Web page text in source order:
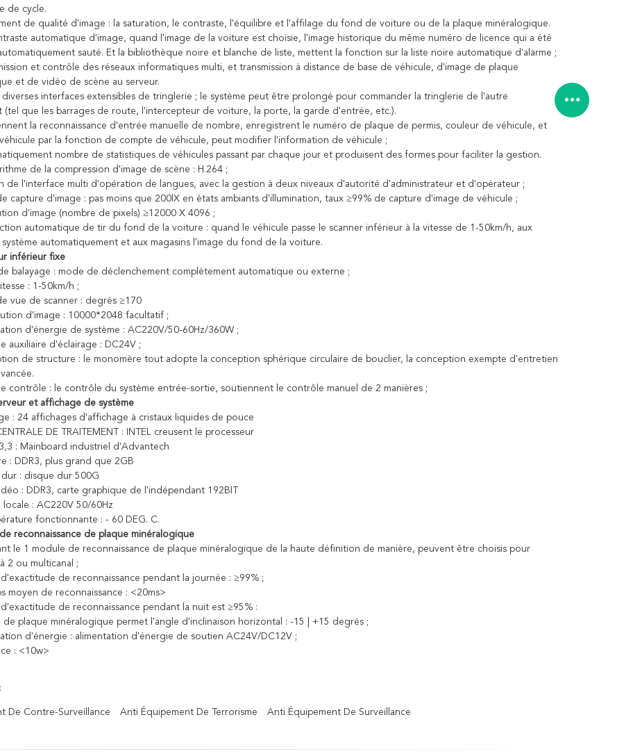
de cycle.
de qualité d'image : la saturation, le contraste, l'équilibre et l'affilage du fond de voiture ou de la plaque minéralogique.
automatique d'image, quand l'image de la voiture est choisie, l'image historique du même numéro de licence qui a été
sauté. Et la bibliothèque noire et blanche de liste, mettent la fonction sur la liste noire automatique d'alarme ;
et contrôle des réseaux informatiques multi, et transmission à distance de base de véhicule, d'image de plaque
et de vidéo de scène au serveur.
diverses interfaces extensibles de tringlerie ; le système peut être prolongé pour commander la tringlerie de l'autre
(tel que les barrages de route, l'intercepteur de voiture, la porte, la garde d'entrée, etc.).
la reconnaissance d'entrée manuelle de nombre, enregistrent le numéro de plaque de permis, couleur de véhicule, et
par la fonction de compte de véhicule, peut modifier l'information de véhicule ;
nombre de statistiques de véhicules passant par chaque jour et produisent des formes pour faciliter la gestion.
de la compression d'image de scène : H.264 ;
de l'interface multi d'opération de langues, avec la gestion à deux niveaux d'autorité d'administrateur et d'opérateur ;
capture d'image : pas moins que 200lX en états ambiants d'illumination, taux ≥99% de capture d'image de véhicule ;
d'image (nombre de pixels) ≥12000 X 4096 ;
automatique de tir du fond de la voiture : quand le véhicule passe le scanner inférieur à la vitesse de 1-50km/h, aux
système automatiquement et aux magasins l'image du fond de la voiture.
inférieur fixe
balayage : mode de déclenchement complètement automatique ou externe ;
: 1-50km/h ;
vue de scanner : degrés ≥170
d'image : 10000*2048 facultatif ;
d'énergie de système : AC220V/50-60Hz/360W ;
auxiliaire d'éclairage : DC24V ;
de structure : le monomère tout adopte la conception sphérique circulaire de bouclier, la conception exempte d'entretien
contrôle : le contrôle du système entrée-sortie, soutiennent le contrôle manuel de 2 manières ;
et affichage de système
: 24 affichages d'affichage à cristaux liquides de pouce
DE TRAITEMENT : INTEL creusent le processeur
: Mainboard industriel d'Advantech
: DDR3, plus grand que 2GB
: disque dur 500G
: DDR3, carte graphique de l'indépendant 192BIT
locale : AC220V 50/60Hz
fonctionnante : - 60 DEG. C.
reconnaissance de plaque minéralogique
le 1 module de reconnaissance de plaque minéralogique de la haute définition de manière, peuvent être choisis pour
2 ou multicanal ;
de reconnaissance pendant la journée : ≥99% ;
moyen de reconnaissance : <20ms>
de reconnaissance pendant la nuit est ≥95% :
de plaque minéralogique permet l'angle d'inclinaison horizontal : -15 | +15 degrés ;
d'énergie : alimentation d'énergie de soutien AC24V/DC12V ;
: <10w>
De Contre-Surveillance Anti Équipement De Terrorisme Anti Équipement De Surveillance